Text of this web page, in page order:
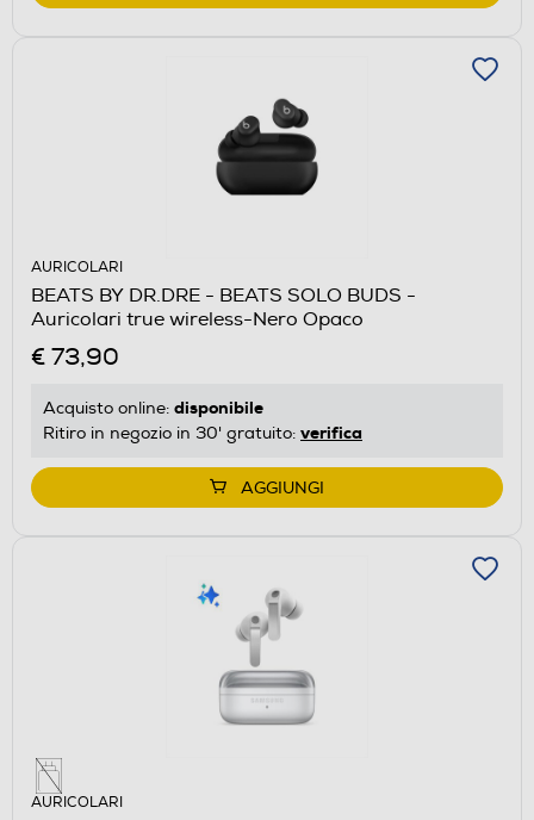
AURICOLARI
BEATS BY DR.DRE - BEATS SOLO BUDS -
Auricolari true wireless-Nero Opaco
€ 73,90
Acquisto online: disponibile
Ritiro in negozio in 30' gratuito: verifica
AGGIUNGI
AURICOLARI